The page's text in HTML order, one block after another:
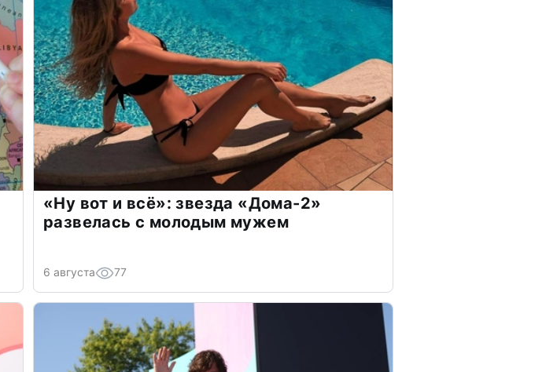
«Ну вот и всё»: звезда «Дома-2»
развелась с молодым мужем
6 августа 77